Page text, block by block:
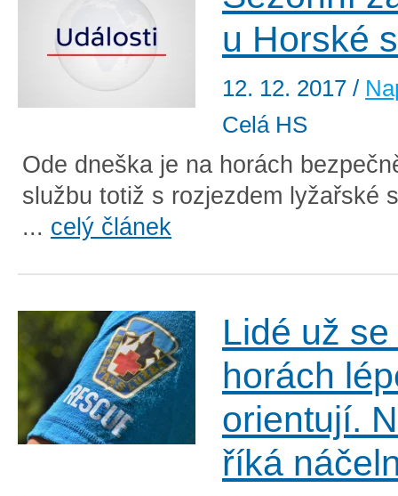
u Horské
12. 12. 2017 /
Celá HS
Ode dneška je na horách
službu totiž s rozjezdem lyžařské
... celý článek
Lidé už
horách
orientují.
říká